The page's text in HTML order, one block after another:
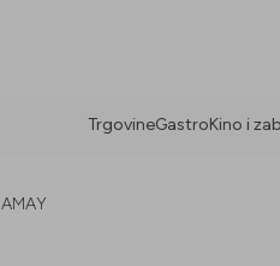
TrgovineGastroKino i